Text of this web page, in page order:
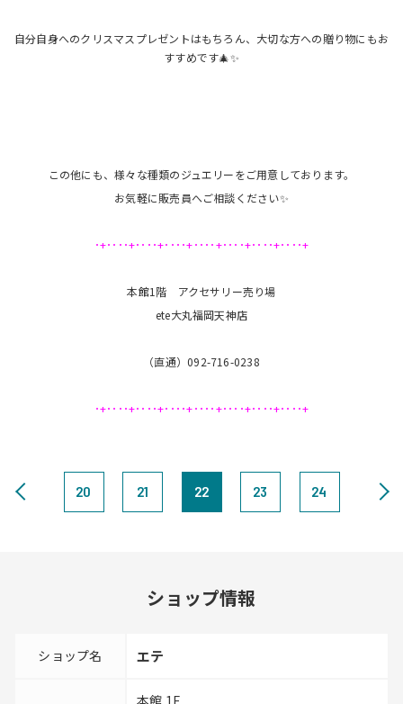
自分自身へのクリスマスプレゼントはもちろん、大切な方への贈り物にもお
すすめです🎄✨
この他にも、様々な種類のジュエリーをご用意しております。
お気軽に販売員へご相談ください✨
･+････+････+････+････+････+････+････+
本館1階 アクセサリー売り場
ete大丸福岡天神店
（直通）092-716-0238
･+････+････+････+････+････+････+････+
20 21 22 23 24
ショップ情報
ショップ名 エテ
本館 1F